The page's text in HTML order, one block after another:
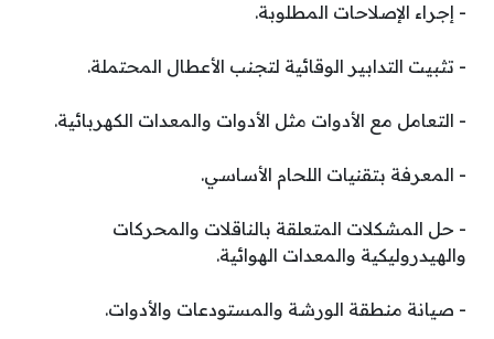
­- إجراء الإصلاحات المطلوبة.
­- تثبيت التدابير الوقائية لتجنب الأعطال المحتملة.
­- التعامل مع الأدوات مثل الأدوات والمعدات الكهربائية.
­- المعرفة بتقنيات اللحام الأساسي.
­- حل المشكلات المتعلقة بالناقلات والمحركات
والهيدروليكية والمعدات الهوائية.
­- صيانة منطقة الورشة والمستودعات والأدوات.